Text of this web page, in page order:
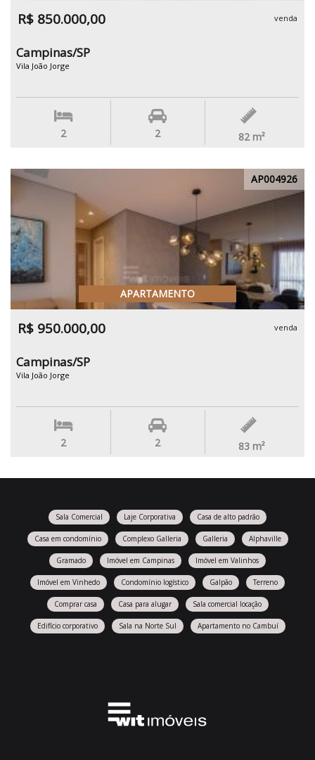
R$ 850.000,00 venda
Campinas/SP
Vila João Jorge
2 2 82 m²
AP004926
APARTAMENTO
R$ 950.000,00 venda
Campinas/SP
Vila João Jorge
2 2 83 m²
Sala Comercial Laje Corporativa Casa de alto padrão
Casa em condomínio Complexo Galleria Galleria Alphaville
Gramado Imóvel em Campinas Imóvel em Valinhos
Imóvel em Vinhedo Condomínio logístico Galpão Terreno
Comprar casa Casa para alugar Sala comercial locação
Edifício corporativo Sala na Norte Sul Apartamento no Cambuí